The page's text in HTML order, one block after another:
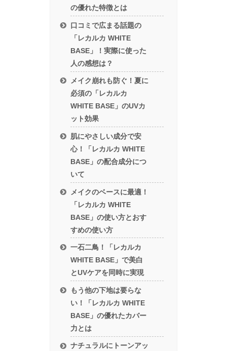
の優れた特徴とは
口コミで広まる話題の
「レカルカ WHITE
BASE」！実際に使った
人の感想は？
メイク崩れも防ぐ！夏に
必須の「レカルカ
WHITE BASE」のUVカ
ット効果
肌にやさしい成分で安
心！「レカルカ WHITE
BASE」の配合成分につ
いて
メイクのベースに最適！
「レカルカ WHITE
BASE」の使い方とおす
すめの使い方
一石二鳥！「レカルカ
WHITE BASE」で美白
とUVケアを同時に実現
もう他の下地は要らな
い！「レカルカ WHITE
BASE」の優れたカバー
力とは
ナチュラルにトーンアッ